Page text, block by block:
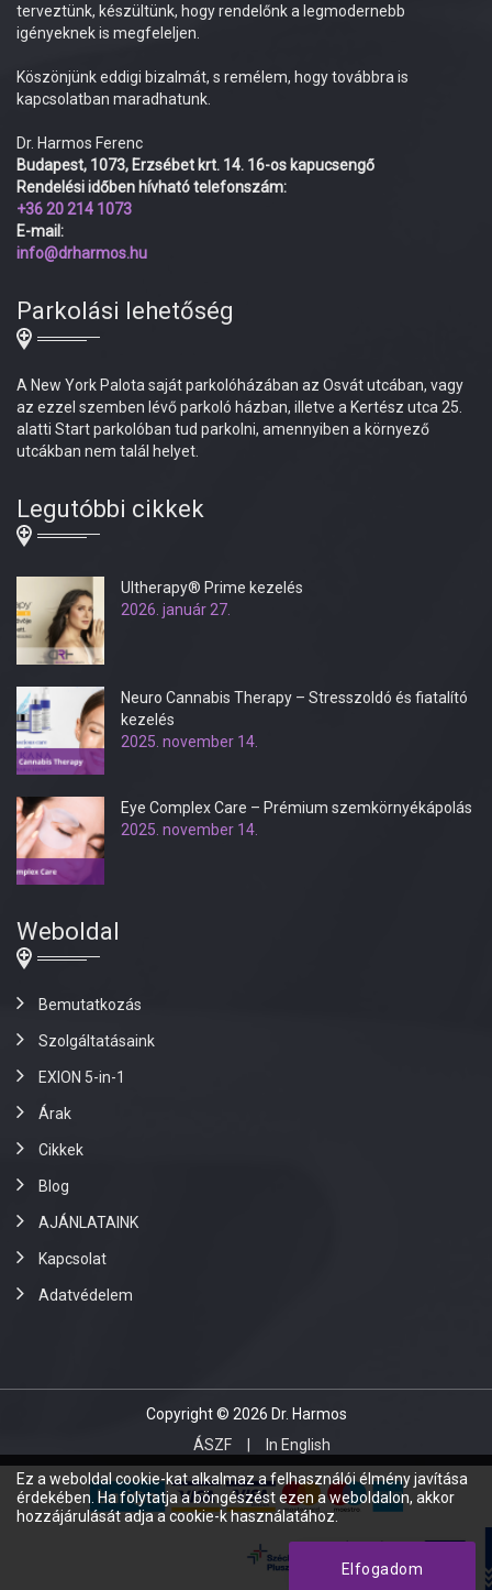
terveztünk, készültünk, hogy rendelőnk a legmodernebb
igényeknek is megfeleljen.
Köszönjünk eddigi bizalmát, s remélem, hogy továbbra is
kapcsolatban maradhatunk.
Dr. Harmos Ferenc
Budapest, 1073, Erzsébet krt. 14. 16-os kapucsengő
Rendelési időben hívható telefonszám:
+36 20 214 1073
E-mail:
info@drharmos.hu
Parkolási lehetőség
A New York Palota saját parkolóházában az Osvát utcában, vagy
az ezzel szemben lévő parkoló házban, illetve a Kertész utca 25.
alatti Start parkolóban tud parkolni, amennyiben a környező
utcákban nem talál helyet.
Legutóbbi cikkek
Ultherapy® Prime kezelés
2026. január 27.
Neuro Cannabis Therapy – Stresszoldó és fiatalító
kezelés
2025. november 14.
Eye Complex Care – Prémium szemkörnyékápolás
2025. november 14.
Weboldal
Bemutatkozás
Szolgáltatásaink
EXION 5-in-1
Árak
Cikkek
Blog
AJÁNLATAINK
Kapcsolat
Adatvédelem
Copyright © 2026 Dr. Harmos
ÁSZF
In English
Ez a weboldal cookie-kat alkalmaz a felhasználói élmény javítása
érdekében. Ha folytatja a böngészést ezen a weboldalon, akkor
hozzájárulását adja a cookie-k használatához.
Elfogadom